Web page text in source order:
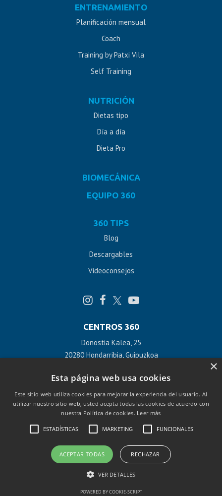
Diseño
web
ENTRENAMIENTO
Planificación mensual
Coach
Training by Patxi Vila
Self Training
NUTRICIÓN
Dietas tipo
Día a día
Dieta Pro
BIOMECÁNICA
EQUIPO 360
360 TIPS
Blog
Descargables
Videoconsejos
CENTROS 360
Donostia Kalea, 25
20280 Hondarribia, Guipuzkoa
Polígono Benta Aldea 26
20270 Anoeta, Guipuzkoa
+34 943 478 928 / 618 890 355
cookies
Esta página web usa cookies
Este sitio web utiliza cookies para mejorar la experiencia del usuario. Al
utilizar nuestro sitio web, usted acepta todas las cookies de acuerdo con
nuestra Política de cookies. Leer más
ESTADÍSTICAS MARKETING FUNCIONALES
ACEPTAR TODAS RECHAZAR
VER DETALLES
POWERED BY COOKIE-SCRIPT
×